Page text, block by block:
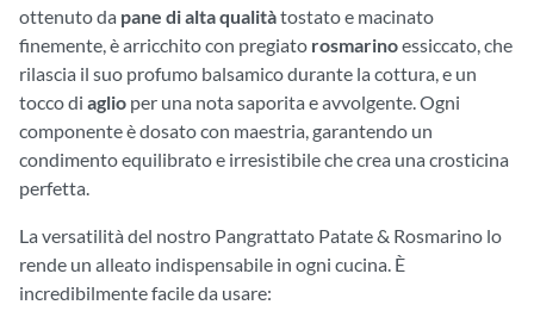
ottenuto da pane di alta qualitàtostato e macinato
finemente, è arricchito con pregiato rosmarinoessiccato, che
rilascia il suo profumo balsamico durante la cottura, e un
tocco di aglio per una nota saporita e avvolgente. Ogni
componente è dosato con maestria, garantendo un
condimento equilibrato e irresistibile che crea una crosticina
perfetta.
La versatilità del nostro Pangrattato Patate & Rosmarino lo
rende un alleato indispensabile in ogni cucina. È
incredibilmente facile da usare: